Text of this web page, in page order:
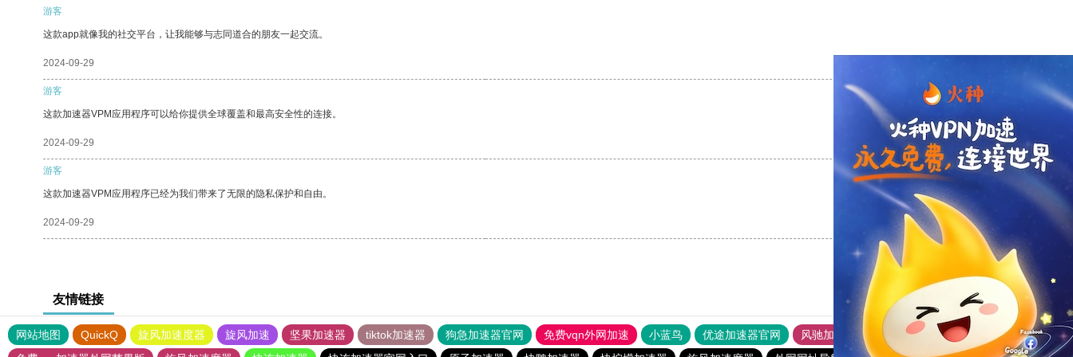
游客
这款app就像我的社交平台，让我能够与志同道合的朋友一起交流。
2024-09-29
游客
这款加速器VPM应用程序可以给你提供全球覆盖和最高安全性的连接。
2024-09-29 支持 [0] 反对 [0]
游客
这款加速器VPM应用程序已经为我们带来了无限的隐私保护和自由。
2024-09-29 支持
友情链接
网站地图 QuickQ 旋风加速度器 旋风加速 坚果加速器 tiktok加速器 狗急加速器官网 免费vqn外网加速 小蓝鸟 优途加速器官网 风驰加速器
旋风加速器